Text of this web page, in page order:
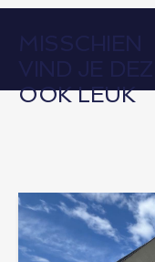
MISSCHIEN
VIND JE DEZE
OOK LEUK